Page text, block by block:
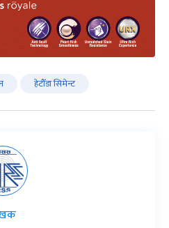
हेटौँडा सिमेन्ट